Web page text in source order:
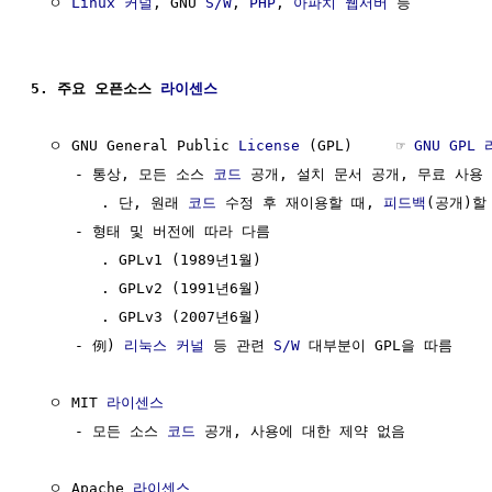
5. 주요 오픈소스 라이센스
  ㅇ GNU General Public
License (GPL)     ☞ GNU GPL
     - 통상, 모든 소스
코드
공개, 설치 문서 공개, 무료 사용
        . 단, 원래
코드 수정 후 재이용할 때, 피드백 (공개)할
     - 형태 및 버전에 따라 다름
        . GPLv1 (1989년1월)
        . GPLv2 (1991년6월)
        . GPLv3 (2007년6월)
     - 例)
리눅스 커널 등 관련 S/W 대부분이 GPL을 따름
  ㅇ MIT
라이센스
     - 모든 소스
코드 공개, 사용에 대한 제약 없음
  ㅇ Apache
라이센스